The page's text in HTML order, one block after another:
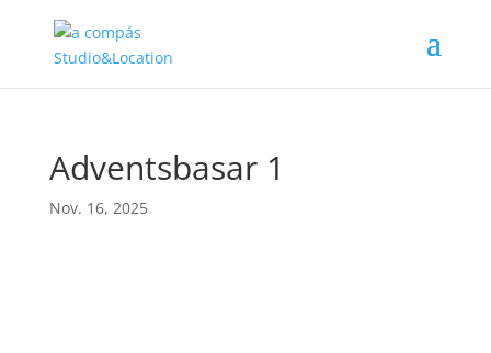
Adventsbasar 1
Nov. 16, 2025